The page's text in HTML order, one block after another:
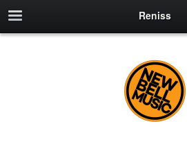
Reniss